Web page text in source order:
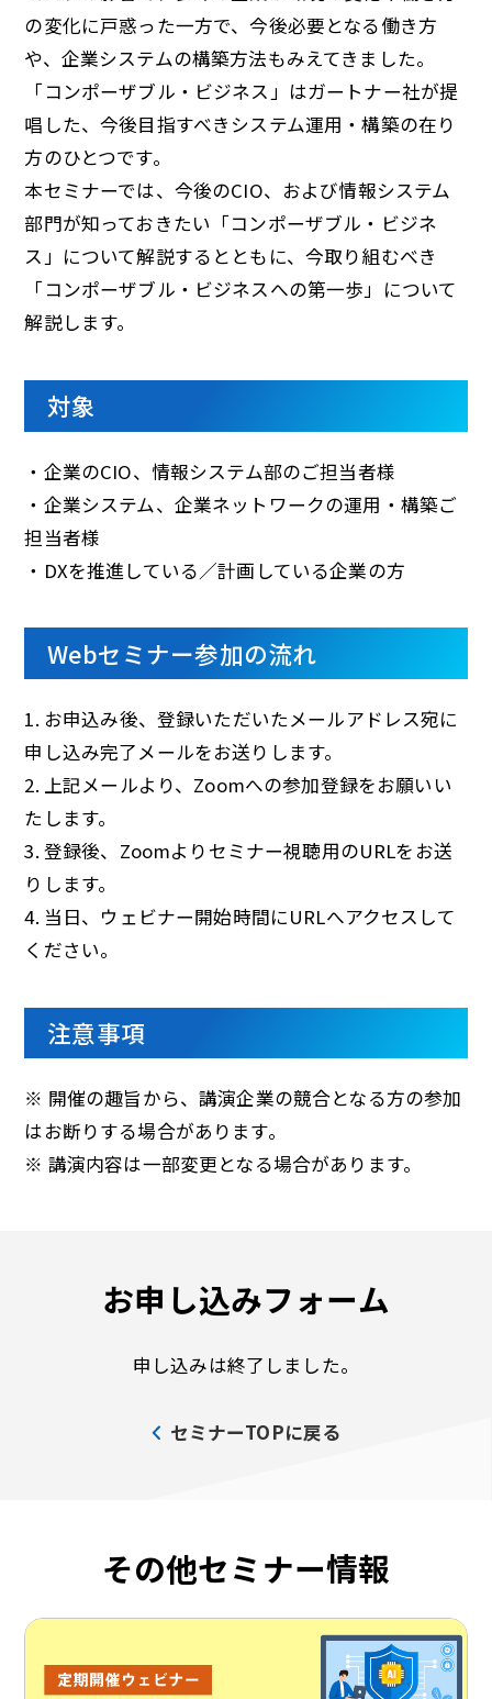
の変化に戸惑った一方で、今後必要となる働き方
や、企業システムの構築方法もみえてきました。
「コンポーザブル・ビジネス」はガートナー社が提
唱した、今後目指すべきシステム運用・構築の在り
方のひとつです。
本セミナーでは、今後のCIO、および情報システム
部門が知っておきたい「コンポーザブル・ビジネ
ス」について解説するとともに、今取り組むべき
「コンポーザブル・ビジネスへの第一歩」について
解説します。
対象
・企業のCIO、情報システム部のご担当者様
・企業システム、企業ネットワークの運用・構築ご
担当者様
・DXを推進している／計画している企業の方
Webセミナー参加の流れ
1. お申込み後、登録いただいたメールアドレス宛に
申し込み完了メールをお送りします。
2. 上記メールより、Zoomへの参加登録をお願いい
たします。
3. 登録後、Zoomよりセミナー視聴用のURLをお送
りします。
4. 当日、ウェビナー開始時間にURLへアクセスして
ください。
注意事項
※ 開催の趣旨から、講演企業の競合となる方の参加
はお断りする場合があります。
※ 講演内容は一部変更となる場合があります。
お申し込みフォーム
申し込みは終了しました。
セミナーTOPに戻る
その他セミナー情報